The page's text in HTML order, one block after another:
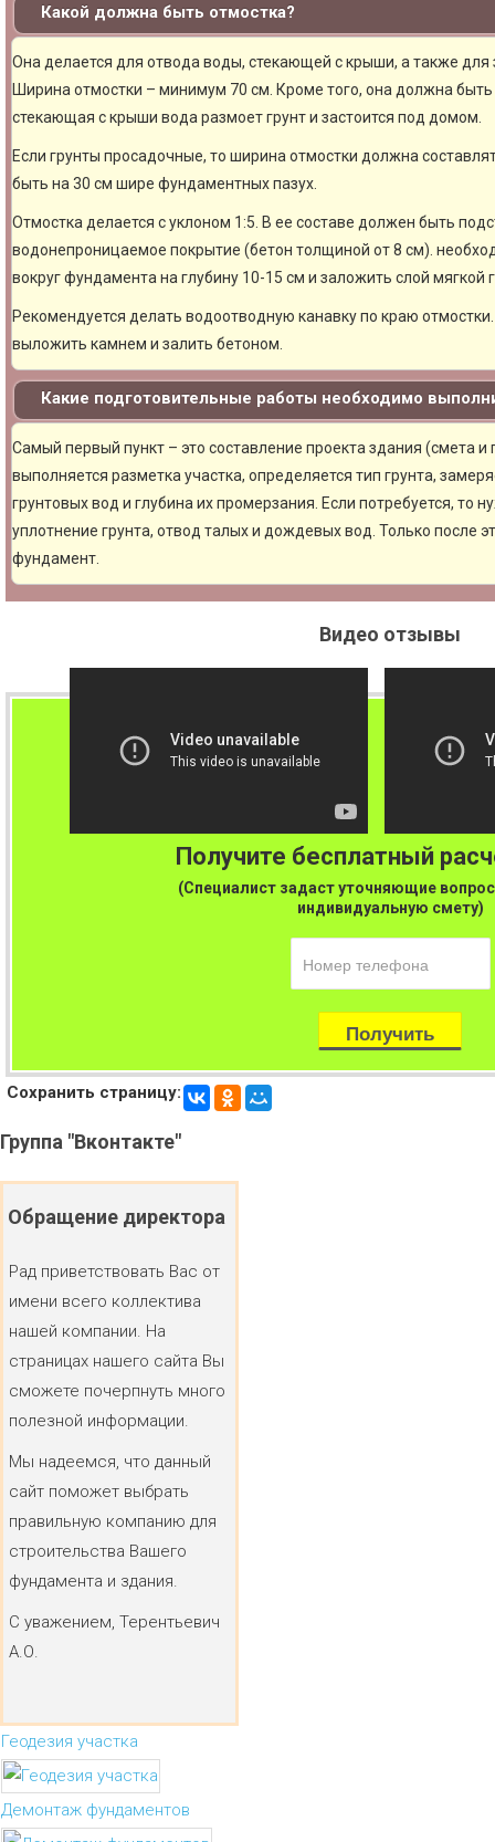
Какой должна быть отмостка?
Она делается для отвода воды, стекающей с крыши, а также
Ширина отмостки – минимум 70 см. Кроме того, она должна
стекающая с крыши вода размоет грунт и застоится под домом.
Если грунты просадочные, то ширина отмостки должна
быть на 30 см шире фундаментных пазух.
Отмостка делается с уклоном 1:5. В ее составе должен быть
водонепроницаемое покрытие (бетон толщиной от 8 см).
вокруг фундамента на глубину 10-15 см и заложить слой мягкой
Рекомендуется делать водоотводную канавку по краю
выложить камнем и залить бетоном.
Какие подготовительные работы необходимо
Самый первый пункт – это составление проекта здания (смета
выполняется разметка участка, определяется тип грунта,
грунтовых вод и глубина их промерзания. Если потребуется, то
уплотнение грунта, отвод талых и дождевых вод. Только после
фундамент.
Видео отзывы
Получите бесплатный
(Специалист задаст уточняющие
индивидуальную смету)
Сохранить страницу:
Группа "Вконтакте"
Обращение директора
Рад приветствовать Вас от
имени всего коллектива
нашей компании. На
страницах нашего сайта Вы
сможете почерпнуть много
полезной информации.
Мы надеемся, что данный
сайт поможет выбрать
правильную компанию для
строительства Вашего
фундамента и здания.
С уважением, Терентьевич
А.О.
Геодезия участка
Демонтаж фундаментов